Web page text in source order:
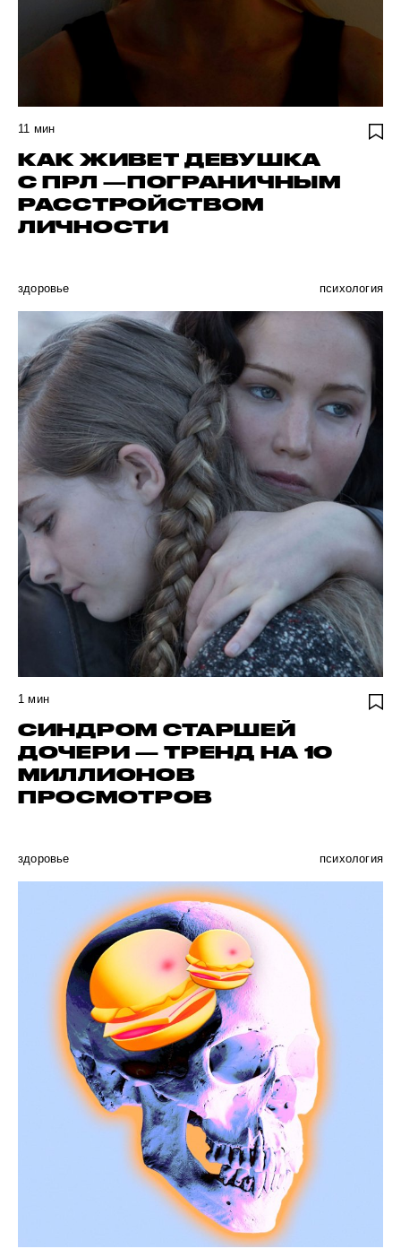
11 мин
КАК ЖИВЕТ ДЕВУШКА
С ПРЛ —ПОГРАНИЧНЫМ
РАССТРОЙСТВОМ
ЛИЧНОСТИ
здоровье психология
1 мин
СИНДРОМ СТАРШЕЙ
ДОЧЕРИ — ТРЕНД НА 10
МИЛЛИОНОВ
ПРОСМОТРОВ
здоровье психология